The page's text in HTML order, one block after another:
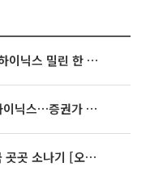
[베스트&워스트] 삼성전자·SK하이닉스 밀린 한 주…상상인증권은 85% 급등
'불안과 기대 사이' 널뛰는 SK하이닉스…증권가 "HBM4·LTA 기반 펀터멘털 견고"
35도 안팎 무더위 이어져…전국 곳곳 소나기 [오늘 날씨]